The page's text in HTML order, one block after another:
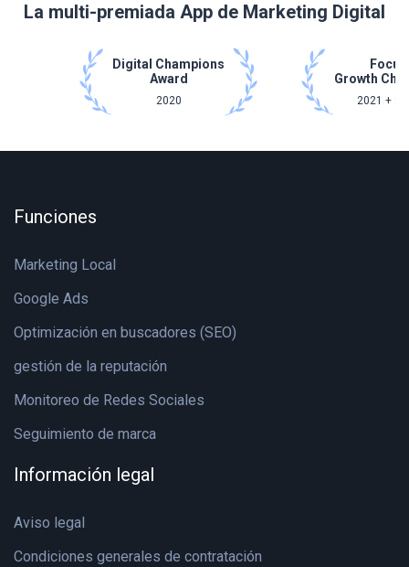
La multi-premiada App de Marketing Digital
Digital Champions
Award
2020
Focus
Growth
2021 +
Funciones
Marketing Local
Google Ads
Optimización en buscadores (SEO)
gestión de la reputación
Monitoreo de Redes Sociales
Seguimiento de marca
Información legal
Aviso legal
Condiciones generales de contratación